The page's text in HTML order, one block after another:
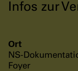
Infos zur
Ort
NS-
Foyer